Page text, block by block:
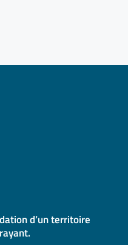
d’un territoire